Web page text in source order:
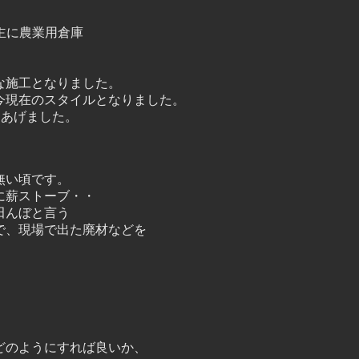
に農業用倉庫
工となりました。
在のスタイルとなりました。
げました。
頃です。
ストーブ・・
ぼと言う
現場で出た廃材などを
ようにすれば良いか、